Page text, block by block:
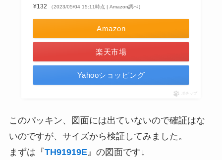
¥132 （2023/05/04 15:11時点 | Amazon調べ）
Amazon
楽天市場
Yahooショッピング
ポチップ
このパッキン、図面には出ていないので確証はな
いのですが、サイズから検証してみました。
まずは『TH91919E』の図面です↓